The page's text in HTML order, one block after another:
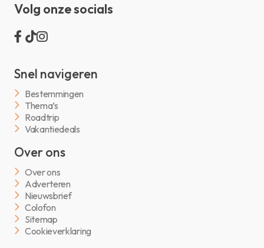
Volg onze socials
Snel navigeren
Bestemmingen
Thema’s
Roadtrip
Vakantiedeals
Over ons
Over ons
Adverteren
Nieuwsbrief
Colofon
Sitemap
Cookieverklaring